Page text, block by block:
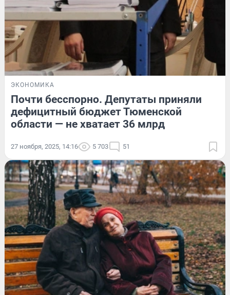
ЭКОНОМИКА
Почти бесспорно. Депутаты приняли
дефицитный бюджет Тюменской
области — не хватает 36 млрд
27 ноября, 2025, 14:16 5 703 51